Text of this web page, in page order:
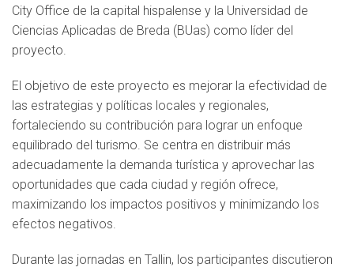
City Office de la capital hispalense y la Universidad de
Ciencias Aplicadas de Breda (BUas) como líder del
proyecto.
El objetivo de este proyecto es mejorar la efectividad de
las estrategias y políticas locales y regionales,
fortaleciendo su contribución para lograr un enfoque
equilibrado del turismo. Se centra en distribuir más
adecuadamente la demanda turística y aprovechar las
oportunidades que cada ciudad y región ofrece,
maximizando los impactos positivos y minimizando los
efectos negativos.
Durante las jornadas en Tallin, los participantes discutieron